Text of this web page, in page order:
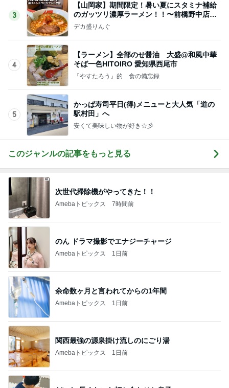
3
【山岡家】期間限定！暑い夏にスタミナ補給
のガッツリ濃厚ラーメン！！〜前橋野中店さ
ん〜
デカ盛りんぐ
4
【ラーメン】全部のせ醤油 大盛@和風中華
そば一色HITOIRO 愛知県西尾市
『やすたろう』的 食の備忘録
5
かっぱ寿司平日(得)メニューと大人気「道の
駅村田」へ
安くて美味しい物が好き☆彡
このジャンルの記事をもっと見る
次世代掃除機がやってきた！！
Amebaトピックス 7時間前
のん ドラマ撮影でエナジーチャージ
Amebaトピックス 1日前
余命数ヶ月と言われてからの1年間
Amebaトピックス 1日前
関西最強の源泉掛け流しのにごり湯
Amebaトピックス 1日前